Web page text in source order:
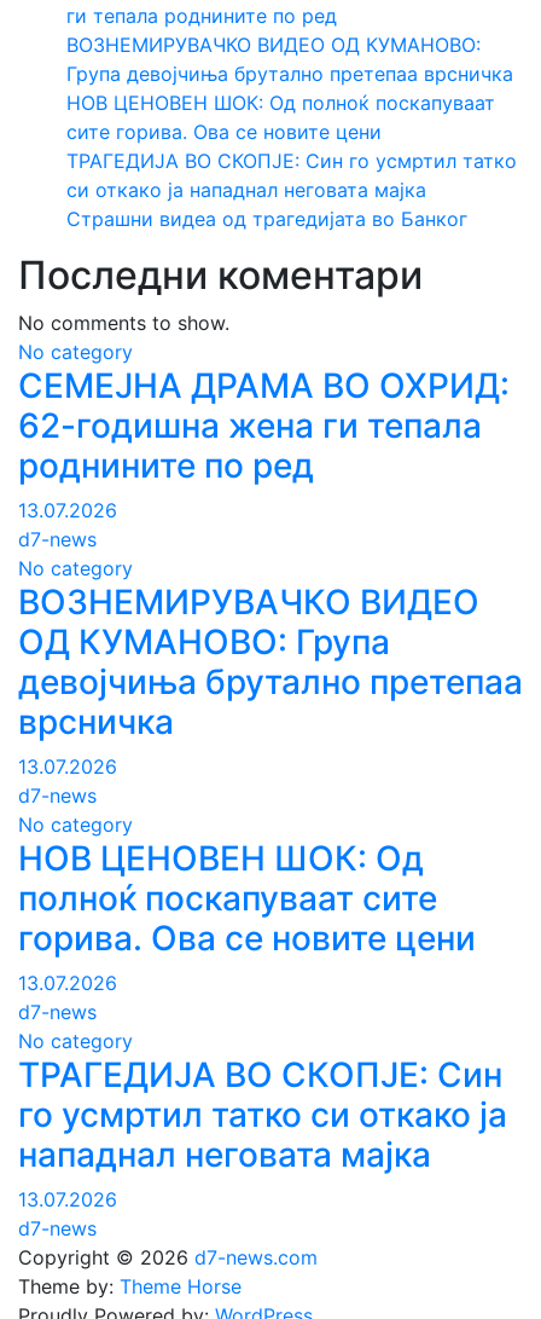
ги тепала роднините по ред
ВОЗНЕМИРУВАЧКО ВИДЕО ОД КУМАНОВО:
Група девојчиња брутално претепаа врсничка
НОВ ЦЕНОВЕН ШОК: Од полноќ поскапуваат
сите горива. Ова се новите цени
ТРАГЕДИЈА ВО СКОПЈЕ: Син го усмртил татко
си откако ја нападнал неговата мајка
Страшни видеа од трагедијата во Банког
Последни коментари
No comments to show.
No category
СЕМЕЈНА ДРАМА ВО ОХРИД:
62-годишна жена ги тепала
роднините по ред
13.07.2026
d7-news
No category
ВОЗНЕМИРУВАЧКО ВИДЕО
ОД КУМАНОВО: Група
девојчиња брутално претепаа
врсничка
13.07.2026
d7-news
No category
НОВ ЦЕНОВЕН ШОК: Од
полноќ поскапуваат сите
горива. Ова се новите цени
13.07.2026
d7-news
No category
ТРАГЕДИЈА ВО СКОПЈЕ: Син
го усмртил татко си откако ја
нападнал неговата мајка
13.07.2026
d7-news
Copyright © 2026 d7-news.com
Theme by: Theme Horse